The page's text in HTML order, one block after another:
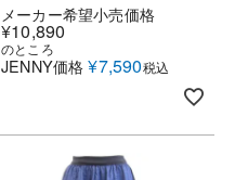
メーカー希望小売価格
¥10,890
のところ
JENNY価格 ¥7,590税込